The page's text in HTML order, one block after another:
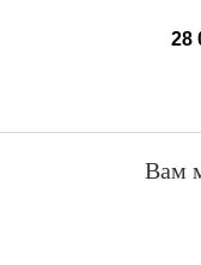
28
Вам